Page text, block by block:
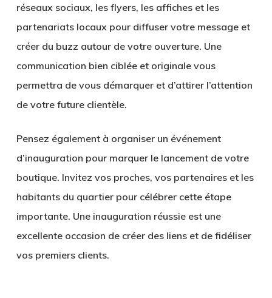
réseaux sociaux, les flyers, les affiches et les
partenariats locaux pour diffuser votre message et
créer du buzz autour de votre ouverture. Une
communication bien ciblée et originale vous
permettra de vous démarquer et d’attirer l’attention
de votre future clientèle.
Pensez également à organiser un événement
d’inauguration pour marquer le lancement de votre
boutique. Invitez vos proches, vos partenaires et les
habitants du quartier pour célébrer cette étape
importante. Une inauguration réussie est une
excellente occasion de créer des liens et de fidéliser
vos premiers clients.